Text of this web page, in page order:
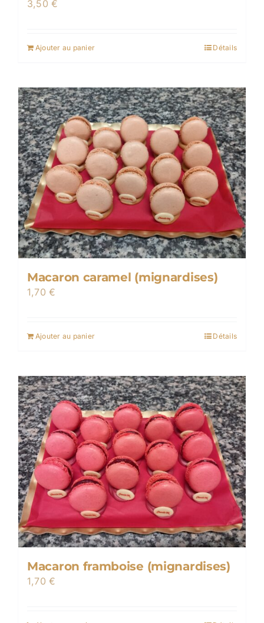
3,50€
Ajouter au panier Détails
Macaron caramel (mignardises)
1,70€
Ajouter au panier Détails
Macaron framboise (mignardises)
1,70€